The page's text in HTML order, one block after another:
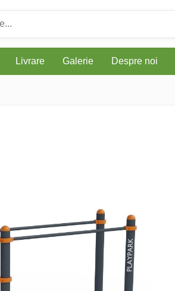
Livrare Galerie Despre noi